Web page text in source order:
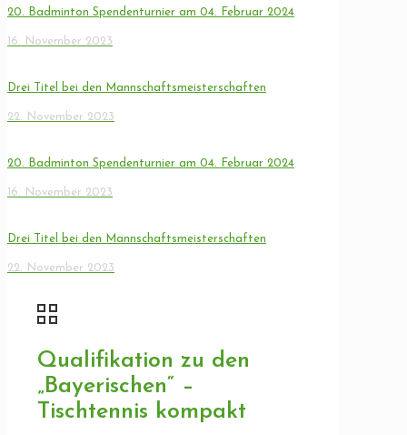
20. Badminton Spendenturnier am 04. Februar 2024
16. November 2023
Drei Titel bei den Mannschaftsmeisterschaften
22. November 2023
20. Badminton Spendenturnier am 04. Februar 2024
16. November 2023
Drei Titel bei den Mannschaftsmeisterschaften
22. November 2023
Qualifikation zu den
„Bayerischen“ –
Tischtennis kompakt